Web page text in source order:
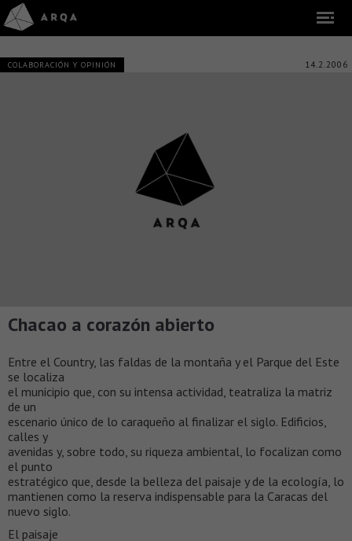
COLABORACIÓN Y OPINIÓN 14.2.2006
Chacao a corazón abierto
Entre el Country, las faldas de la montaña y el Parque del Este
se localiza
el municipio que, con su intensa actividad, teatraliza la matriz
de un
escenario único de lo caraqueño al finalizar el siglo. Edificios,
calles y
avenidas y, sobre todo, su riqueza ambiental, lo focalizan como
el punto
estratégico que, desde la belleza del paisaje y de la ecología, lo
mantienen como la reserva indispensable para la Caracas del
nuevo siglo.
El paisaje